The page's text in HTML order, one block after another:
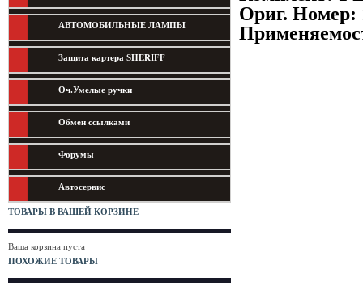
АВТОМОБИЛЬНЫЕ ЛАМПЫ
Защита картера SHERIFF
Оч.Умелые ручки
Обмен ссылками
Форумы
Автосервис
ТОВАРЫ В ВАШЕЙ КОРЗИНЕ
Ваша корзина пуста
ПОХОЖИЕ ТОВАРЫ
Ориг. Номер: